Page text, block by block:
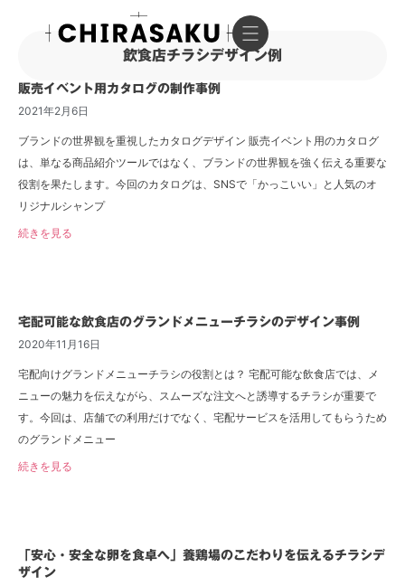
飲食店チラシデザイン例
販売イベント用カタログの制作事例
2021年2月6日
ブランドの世界観を重視したカタログデザイン 販売イベント用のカタログ
は、単なる商品紹介ツールではなく、ブランドの世界観を強く伝える重要な
役割を果たします。今回のカタログは、SNSで「かっこいい」と人気のオ
リジナルシャンプ
続きを見る
宅配可能な飲食店のグランドメニューチラシのデザイン事例
2020年11月16日
宅配向けグランドメニューチラシの役割とは？ 宅配可能な飲食店では、メ
ニューの魅力を伝えながら、スムーズな注文へと誘導するチラシが重要で
す。今回は、店舗での利用だけでなく、宅配サービスを活用してもらうため
のグランドメニュー
続きを見る
「安心・安全な卵を食卓へ」養鶏場のこだわりを伝えるチラシデ
ザイン